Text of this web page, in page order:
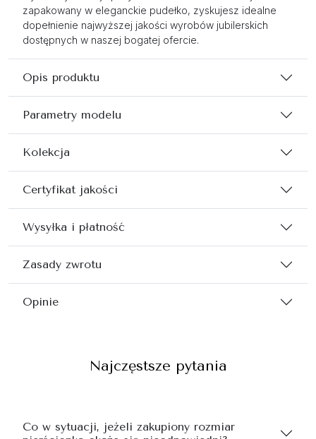
zapakowany w eleganckie pudełko, zyskujesz idealne
dopełnienie najwyższej jakości wyrobów jubilerskich
dostępnych w naszej bogatej ofercie.
Opis produktu
Parametry modelu
Kolekcja
Certyfikat jakości
Wysyłka i płatność
Zasady zwrotu
Opinie
Najczęstsze pytania
Co w sytuacji, jeżeli zakupiony rozmiar